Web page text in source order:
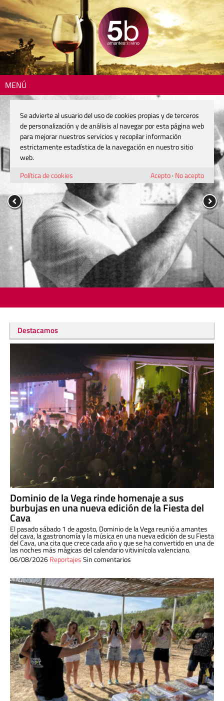
MENÚ
Destacamos
Dominio de la Vega rinde homenaje a sus
burbujas en una nueva edición de la Fiesta del
Cava
El pasado sábado 1 de agosto, Dominio de la Vega reunió a amantes
del cava, la gastronomía y la música en una nueva edición de su Fiesta
del Cava, una cita que crece cada año y que se ha convertido en una de
las noches más mágicas del calendario vitivinícola valenciano.
06/08/2026ReportajesSin comentarios
Se advierte al usuario del uso de cookies propias y de terceros
de personalización y de análisis al navegar por esta página web
para mejorar nuestros servicios y recopilar información
estrictamente estadística de la navegación en nuestro sitio
web.
Política de cookies
Acepto· No acepto